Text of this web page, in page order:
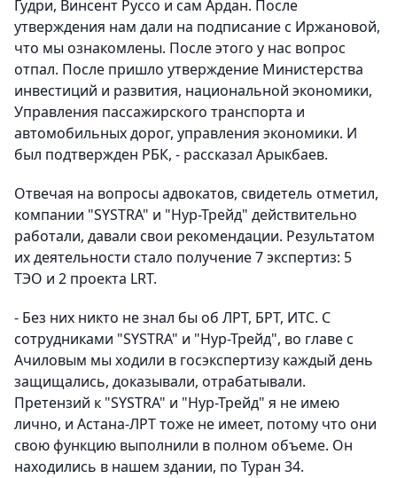
Гудри, Винсент Руссо и сам Ардан. После
утверждения нам дали на подписание с Иржановой,
что мы ознакомлены. После этого у нас вопрос
отпал. После пришло утверждение Министерства
инвестиций и развития, национальной экономики,
Управления пассажирского транспорта и
автомобильных дорог, управления экономики. И
был подтвержден РБК, - рассказал Арыкбаев.
Отвечая на вопросы адвокатов, свидетель отметил,
компании "SYSTRA" и "Нур-Трейд" действительно
работали, давали свои рекомендации. Результатом
их деятельности стало получение 7 экспертиз: 5
ТЭО и 2 проекта LRT.
- Без них никто не знал бы об ЛРТ, БРТ, ИТС. С
сотрудниками "SYSTRA" и "Нур-Трейд", во главе с
Ачиловым мы ходили в госэкспертизу каждый день
защищались, доказывали, отрабатывали.
Претензий к "SYSTRA" и "Нур-Трейд" я не имею
лично, и Астана-ЛРТ тоже не имеет, потому что они
свою функцию выполнили в полном объеме. Он
находились в нашем здании, по Туран 34.